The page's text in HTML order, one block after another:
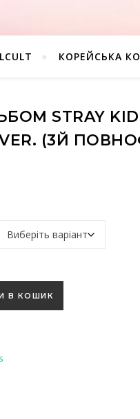
КОРЕЙСЬКА
STRAY
VER. (3Й
Kids - 5 Star Digipack ver.
В КОШИК